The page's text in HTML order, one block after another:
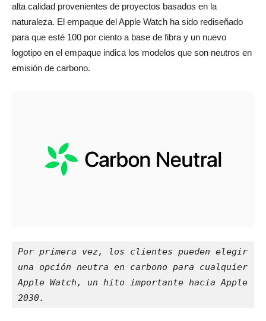
alta calidad provenientes de proyectos basados ​​en la
naturaleza. El empaque del Apple Watch ha sido rediseñado
para que esté 100 por ciento a base de fibra y un nuevo
logotipo en el empaque indica los modelos que son neutros en
emisión de carbono.
Por primera vez, los clientes pueden elegir
una opción neutra en carbono para cualquier
Apple Watch, un hito importante hacia Apple
2030.